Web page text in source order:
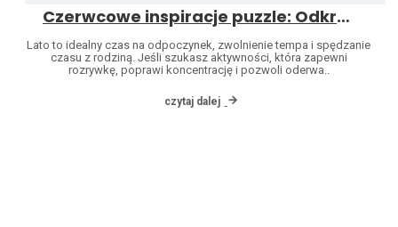
Czerwcowe inspiracje puzzle: Odkryj świat marek Heye i Jumbo
Lato to idealny czas na odpoczynek, zwolnienie tempa i spędzanie
czasu z rodziną. Jeśli szukasz aktywności, która zapewni
rozrywkę, poprawi koncentrację i pozwoli oderwa..
czytaj dalej